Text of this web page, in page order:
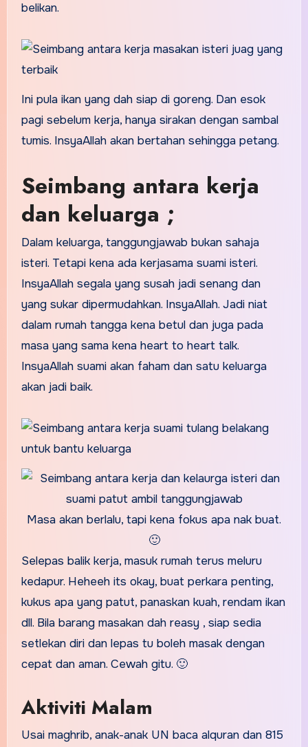
belikan.
Ini pula ikan yang dah siap di goreng. Dan esok
pagi sebelum kerja, hanya sirakan dengan sambal
tumis. InsyaAllah akan bertahan sehingga petang.
Seimbang antara kerja
dan keluarga ;
Dalam keluarga, tanggungjawab bukan sahaja
isteri. Tetapi kena ada kerjasama suami isteri.
InsyaAllah segala yang susah jadi senang dan
yang sukar dipermudahkan. InsyaAllah. Jadi niat
dalam rumah tangga kena betul dan juga pada
masa yang sama kena heart to heart talk.
InsyaAllah suami akan faham dan satu keluarga
akan jadi baik.
Masa akan berlalu, tapi kena fokus apa nak buat.
🙂
Selepas balik kerja, masuk rumah terus meluru
kedapur. Heheeh its okay, buat perkara penting,
kukus apa yang patut, panaskan kuah, rendam ikan
dll. Bila barang masakan dah reasy , siap sedia
setlekan diri dan lepas tu boleh masak dengan
cepat dan aman. Cewah gitu. 🙂
Aktiviti Malam
Usai maghrib, anak-anak UN baca alquran dan 815